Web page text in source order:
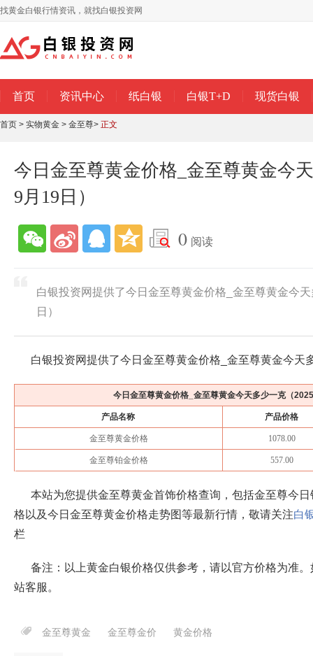
找黄金白银行情资讯，就找白银投资网
首页 资讯中心 纸白银 白银T+D 现货白银
首页 > 实物黄金 > 金至尊> 正文
今日金至尊黄金价格_金至尊黄金今
9月19日）
0 阅读
白银投资网提供了今日金至尊黄金价格_金至尊黄金今
日）
白银投资网提供了今日金至尊黄金价格_金至尊黄金今天
今日金至尊黄金价格_金至尊黄金今天多少一克（
产品名称 产品价格
金至尊黄金价格 1078.00
金至尊铂金价格 557.00
本站为您提供金至尊黄金首饰价格查询，包括金至尊今
格以及今日金至尊黄金价格走势图等最新行情，敬请关注白
栏
备注：以上黄金白银价格仅供参考，请以官方价格为准
站客服。
金至尊黄金 金至尊金价 黄金价格